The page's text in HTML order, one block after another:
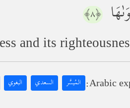
﴿٨﴾
and its
Arabic المُيسَّر السعدي البغوي